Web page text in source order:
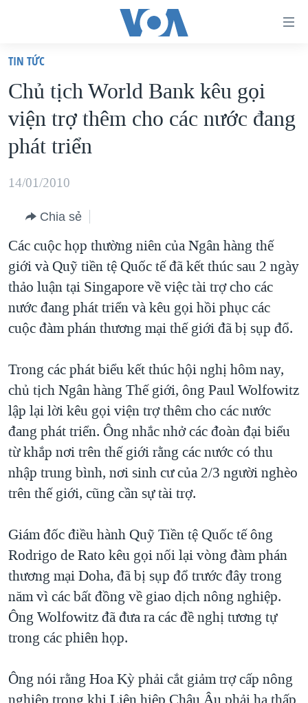
truy
cập
Tới
nội
dung
chính
hướng
chính
Đi
tới
"Tìm"
VIỆT NAM
HOA KỲ
BIỂN ĐÔNG
THẾ GIỚI
DIỄN ĐÀN
MỤC
TỰ DO BÁO CHÍ
VẠCH TRẦN TIN GIẢ
NGƯỜI VIỆT HẢI NGOẠI
KINH TẾ
KHOA HỌC
SỨC KHOẺ
VĂN HOÁ
THỂ THAO
GIÁO DỤC
CHUYÊN ĐỀ
CHIẾN TRANH THƯƠNG MẠI CỦA MỸ: QUÁ KHỨ VÀ HIỆN
TẠI
HÀNH TRÌNH BẦU CỬ 2024
MỘT NĂM CHIẾN TRANH TẠI DẢI GAZA
GIẢI MÃ VÀNH ĐAI & CON ĐƯỜNG
NGÀY TỊ NẠN THẾ GIỚI
TRỊNH VĨNH BÌNH - NGƯỜI HẠ 'BÊN THẮNG CUỘC'
GROUND ZERO – XƯA VÀ NAY
CHI PHÍ CHIẾN TRANH AFGHANISTAN
THƯỢNG ĐỈNH TRUMP-KIM TẠI VIỆT NAM
TRỊNH VĨNH BÌNH VS. CHÍNH PHỦ VIỆT NAM
NGƯ DÂN VIỆT VÀ LÀN SÓNG TRỘM HẢI SÂM
BÊN KIA QUỐC LỘ: TIẾNG VỌNG TỪ NÔNG THÔN MỸ
QUAN HỆ VIỆT MỸ
HỌC TIẾNG ANH
VIDEO
MẠNG XÃ HỘI
Ngôn ngữ khác
TIN TỨC
Chủ tịch World Bank kêu gọi
viện trợ thêm cho các nước đang
phát triển
14/01/2010
Chia sẻ
Các cuộc họp thường niên của Ngân hàng thế
giới và Quỹ tiền tệ Quốc tế đã kết thúc sau 2 ngày
thảo luận tại Singapore về việc tài trợ cho các
nước đang phát triển và kêu gọi hồi phục các
cuộc đàm phán thương mại thế giới đã bị sụp đổ.
Trong các phát biểu kết thúc hội nghị hôm nay,
chủ tịch Ngân hàng Thế giới, ông Paul Wolfowitz
lập lại lời kêu gọi viện trợ thêm cho các nước
đang phát triển. Ông nhắc nhở các đoàn đại biểu
từ khắp nơi trên thế giới rằng các nước có thu
nhập trung bình, nơi sinh cư của 2/3 người nghèo
trên thế giới, cũng cần sự tài trợ.
Giám đốc điều hành Quỹ Tiền tệ Quốc tế ông
Rodrigo de Rato kêu gọi nối lại vòng đàm phán
thương mại Doha, đã bị sụp đổ trước đây trong
năm vì các bất đồng về giao dịch nông nghiệp.
Ông Wolfowitz đã đưa ra các đề nghị tương tự
trong các phiên họp.
Ông nói rằng Hoa Kỳ phải cắt giảm trợ cấp nông